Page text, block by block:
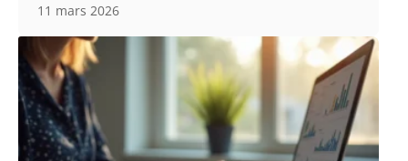
11 mars 2026